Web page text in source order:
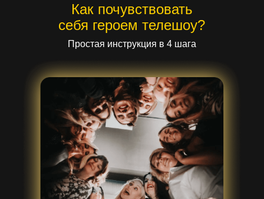
Как почувствовать
себя героем телешоу?
Простая инструкция в 4 шага